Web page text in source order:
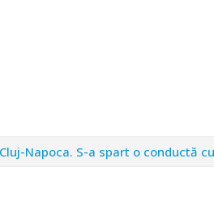
Napoca. S-a spart o conductă